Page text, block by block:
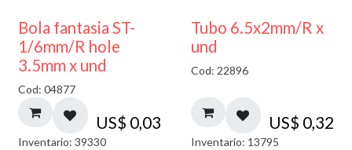
Bola fantasia ST-
1/6mm/R hole
3.5mm x und
Cod: 04877
US$ 0,03
Inventario: 39330
Tubo 6.5x2mm/R x
und
Cod: 22896
US$ 0,32
Inventario: 13795